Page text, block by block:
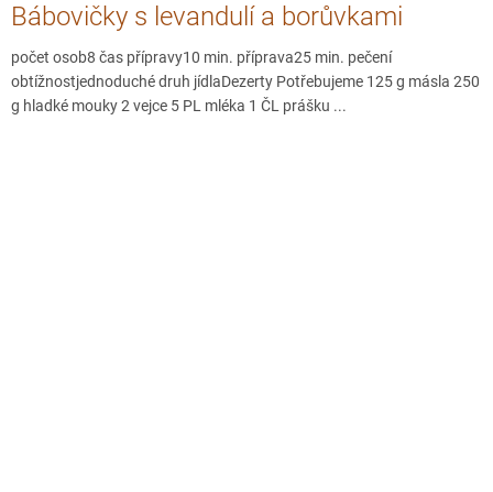
Bábovičky s levandulí a borůvkami
počet osob8 čas přípravy10 min. příprava25 min. pečení
obtížnostjednoduché druh jídlaDezerty Potřebujeme 125 g másla 250
g hladké mouky 2 vejce 5 PL mléka 1 ČL prášku ...